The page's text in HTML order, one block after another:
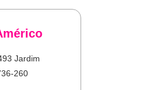
Jardim
260